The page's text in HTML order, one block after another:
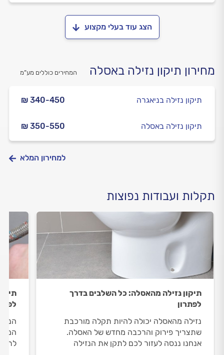
הצג עוד בעלי מקצוע
מחירון תיקון נזילה באסלה המחירים כוללים מע”מ
₪ 340-450 תיקון נזילה בניאגרה
₪ 350-550 תיקון נזילה באסלה
למחירון המלא
תקלות ועבודות נפוצות
תיקון נזילה מהאסלה: כל השלבים בדרך
לפתרון
נזילה מהאסלה יכולה להיות תקלה מורכבת
שתצריך פירוק והרכבה מחדש של האסלה.
אנחנו ננסה לעזור לכם לתקן את הנזילה